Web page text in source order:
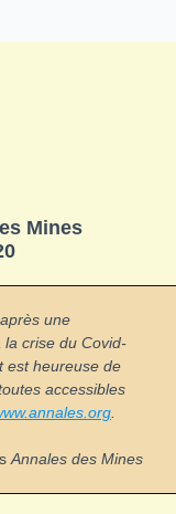
Mines
une
crise du Covid-
est heureuse de
accessibles
Annales des Mines